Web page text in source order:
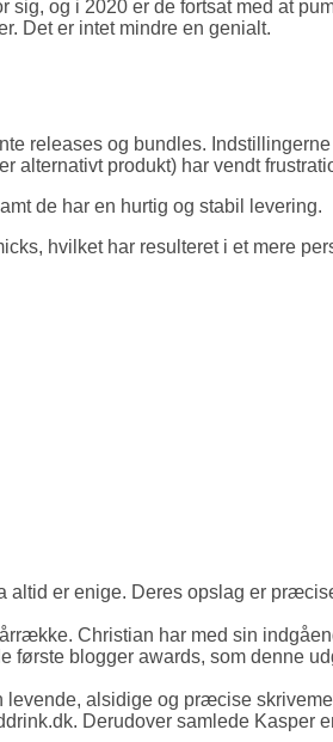
og i 2020 er de fortsat med at
Det er intet mindre en genialt.
releases og bundles.
alternativt produkt) har vendt
de har en hurtig og stabil levering.
hvilket har resulteret i et mere
er enige. Deres opslag er
Christian har med sin
første blogger awards, som denne
alsidige og præcise
Derudover samlede Kasper